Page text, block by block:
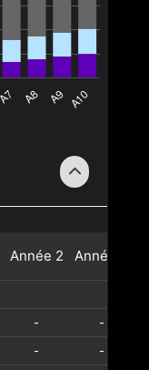
Année 2 Année
-
-
-
-